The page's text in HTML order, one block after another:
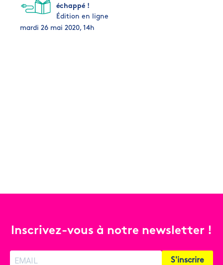
échappé !
Édition en ligne
mardi 26 mai 2020, 14h
Inscrivez-vous à notre newsletter !
S'inscrire